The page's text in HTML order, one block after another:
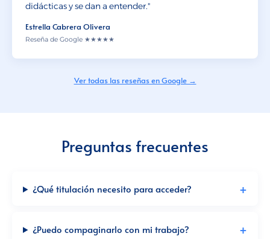
didácticas y se dan a entender."
Estrella Cabrera Olivera
Reseña de Google ★★★★★
Ver todas las reseñas en Google →
Preguntas frecuentes
¿Qué titulación necesito para acceder?
¿Puedo compaginarlo con mi trabajo?